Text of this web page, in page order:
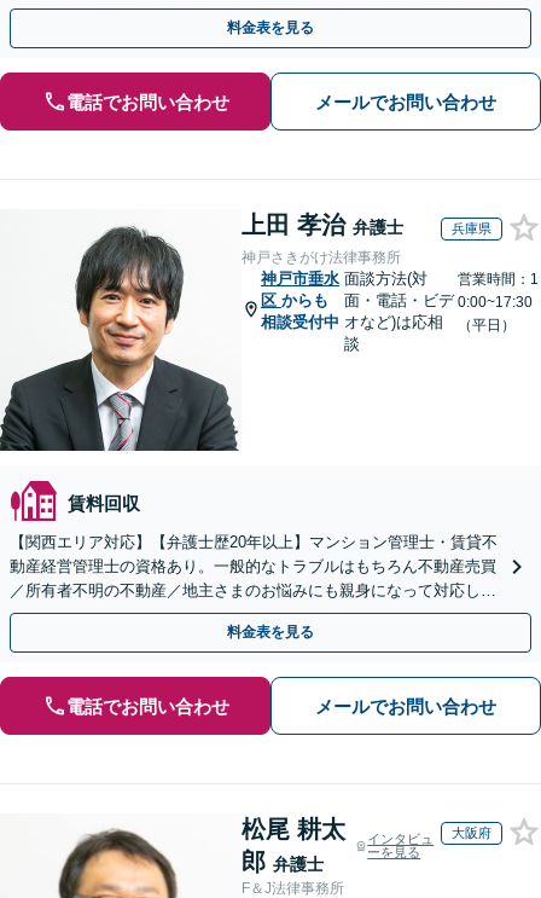
広く対応しています。
料金表を見る
電話でお問い合わせ メールでお問い合わせ
上田 孝治 弁護士 兵庫県
神戸さきがけ法律事務所
神戸市垂水
区 からも
相談受付中
面談方法(対
面・電話・ビデ
オなど)は応相
談
営業時間：1
0:00~17:30
（平日）
賃料回収
【関西エリア対応】【弁護士歴20年以上】マンション管理士・賃貸不
動産経営管理士の資格あり。一般的なトラブルはもちろん不動産売買
／所有者不明の不動産／地主さまのお悩みにも親身になって対応しま
す【夜間・休日の相談可】
料金表を見る
電話でお問い合わせ メールでお問い合わせ
松尾 耕太
郎 弁護士
インタビュ
ーを見る
大阪府
F＆J法律事務所